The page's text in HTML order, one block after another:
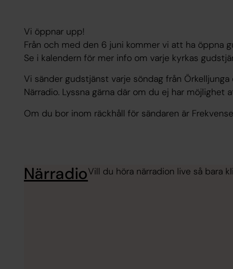
Vi öppnar upp!
Från och med den 6 juni kommer vi att ha öppna
Se i kalendern för mer info om varje kyrkas
Vi sänder gudstjänst varje söndag från Örkelljunga
Närradio. Lyssna gärna där om du ej har möjlighet
Om du bor inom räckhåll för sändaren är
NärradioVill du höra närradion live så bara